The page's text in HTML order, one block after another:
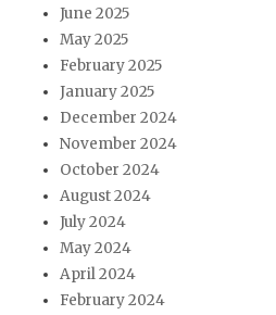
June 2025
May 2025
February 2025
January 2025
December 2024
November 2024
October 2024
August 2024
July 2024
May 2024
April 2024
February 2024